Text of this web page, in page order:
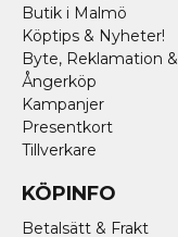
Butik i Malmö
Köptips & Nyheter!
Byte, Reklamation &
Ångerköp
Kampanjer
Presentkort
Tillverkare
KÖPINFO
Betalsätt & Frakt